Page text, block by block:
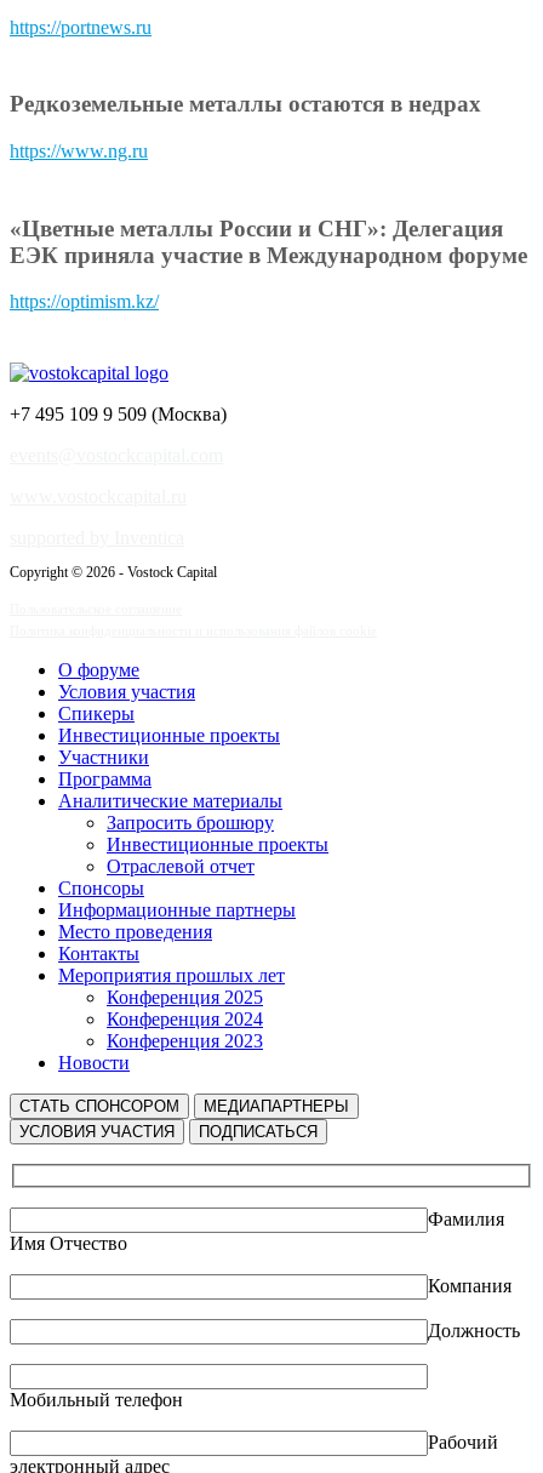
https://portnews.ru
Редкоземельные металлы остаются в недрах
https://www.ng.ru
«Цветные металлы России и СНГ»: Делегация
ЕЭК приняла участие в Международном форуме
https://optimism.kz/
+7 495 109 9 509 (Москва)
Copyright © 2026 - Vostock Capital
О форуме
Условия участия
Спикеры
Инвестиционные проекты
Участники
Программа
Аналитические материалы
Запросить брошюру
Инвестиционные проекты
Отраслевой отчет
Спонсоры
Информационные партнеры
Место проведения
Контакты
Мероприятия прошлых лет
Конференция 2025
Конференция 2024
Конференция 2023
Новости
СТАТЬ СПОНСОРОМ
МЕДИАПАРТНЕРЫ
УСЛОВИЯ УЧАСТИЯ
ПОДПИСАТЬСЯ
Фамилия
Имя Отчество
Компания
Должность
Мобильный телефон
Рабочий
электронный адрес